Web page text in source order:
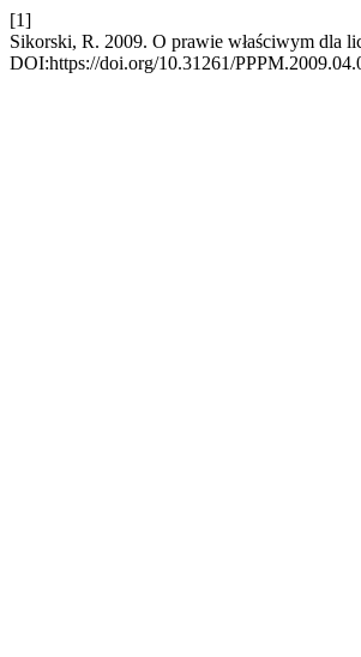
[1]
Sikorski, R. 2009. O prawie właściwym dla
DOI:https://doi.org/10.31261/